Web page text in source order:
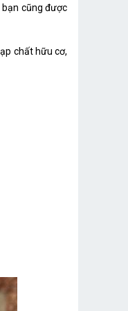
cũng được
chất hữu cơ,